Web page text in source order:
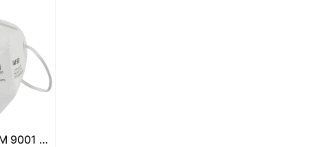
tính, Lớp lọc KN95, Lớp lót da
khói, mùi hữu cơ
9001 –